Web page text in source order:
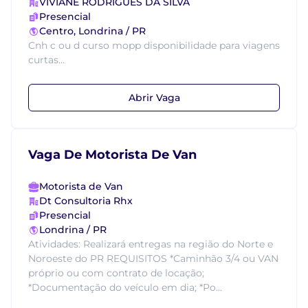
Presencial
Centro, Londrina / PR
Cnh c ou d curso mopp disponibilidade para viagens
curtas...
Abrir Vaga
Vaga De Motorista De Van
Motorista de Van
Dt Consultoria Rhx
Presencial
Londrina / PR
Atividades: Realizará entregas na região do Norte e
Noroeste do PR REQUISITOS *Caminhão 3/4 ou VAN
próprio ou com contrato de locação;
*Documentação do veículo em dia; *Po...